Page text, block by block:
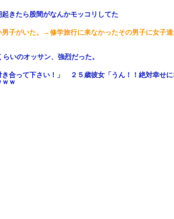
きたら股間がなんかモッコリしてた
子がいた。→修学旅行に来なかったその男子に女子
いのオッサン、強烈だった。
き合って下さい！」 ２５歳彼女「うん！！絶対幸せに
ｗ